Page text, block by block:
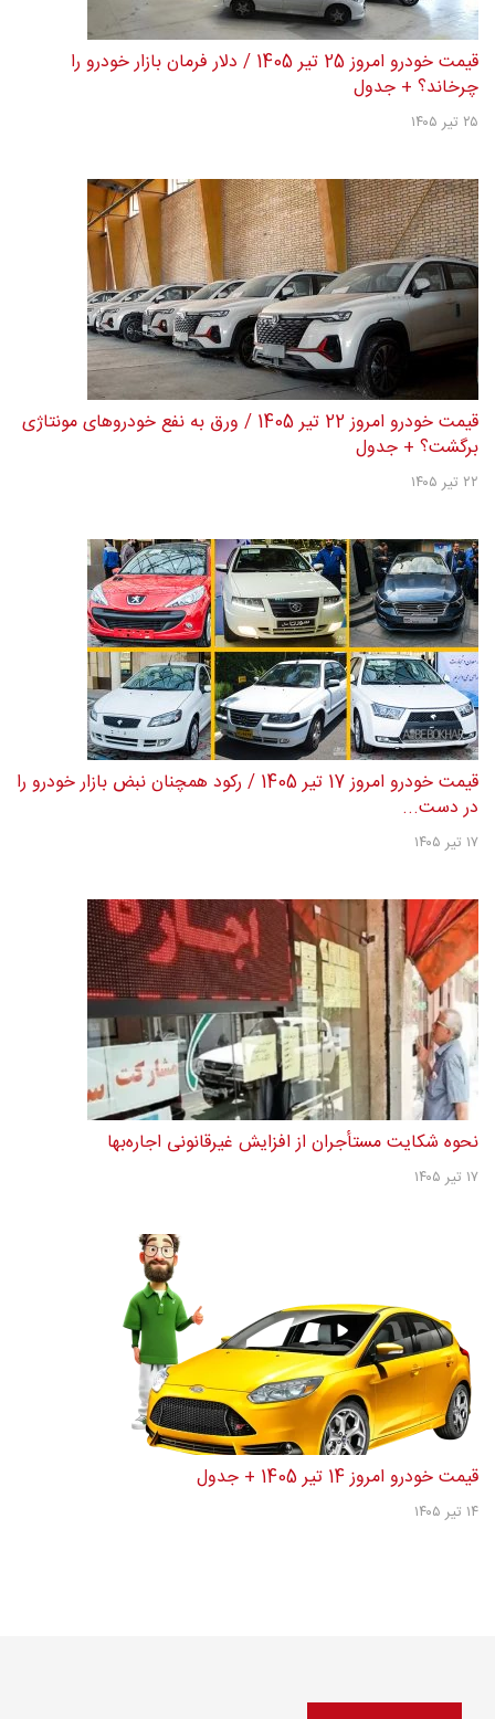
قیمت خودرو امروز 25 تیر 1405 / دلار فرمان بازار خودرو را
چرخاند؟ + جدول
۲۵ تیر ۱۴۰۵
قیمت خودرو امروز 22 تیر 1405 / ورق به نفع خودروهای مونتاژی
برگشت؟ + جدول
۲۲ تیر ۱۴۰۵
قیمت خودرو امروز 17 تیر 1405 / رکود همچنان نبض بازار خودرو را
در دست...
۱۷ تیر ۱۴۰۵
نحوه شکایت مستأجران از افزایش غیرقانونی اجاره‌بها
۱۷ تیر ۱۴۰۵
قیمت خودرو امروز 14 تیر 1405 + جدول
۱۴ تیر ۱۴۰۵